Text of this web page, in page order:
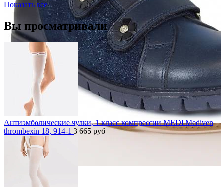
Показать все
Вы просматривали
Антиэмболические чулки, 1 класс компрессии MEDI Mediven
thrombexin 18, 914-1 3 665 руб